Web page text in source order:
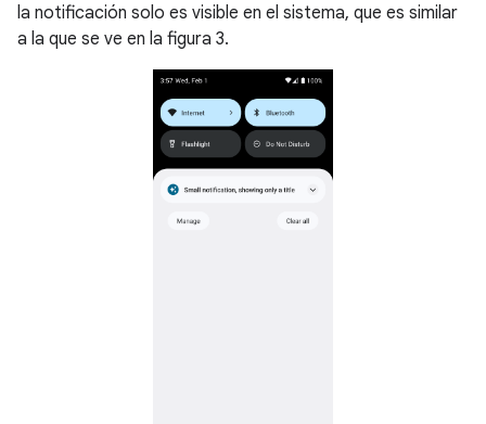
la notificación solo es visible en el sistema, que es similar
a la que se ve en la figura 3.